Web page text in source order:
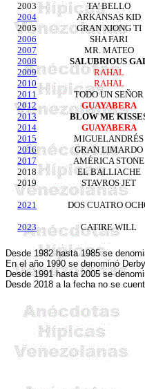
2003 TA’ BELLO
2004
ARKANSAS KID
2005
GRAN XIONG TI
2006
SHA FARI
2007
MR. MATEO
2008
SALUBRIOUS
2009
RAHAL
2010
RAHAL
2011
TODO UN SEÑOR
2012
GUAYABERA
2013
BLOW ME
2014
GUAYABERA
2015
MIGUELANDRÉS
2016
GRAN LIMARDO
2017
AMÉRICA STONE
2018
EL BALLIACHE
2019
STAVROS JET
2021 DOS CUATRO
2023 CATIRE WILL
Desde 1982 hasta 1985 se
En el año 1990 se denominó
Desde 1991 hasta 2005 se
Desde 2018 a la fecha no se